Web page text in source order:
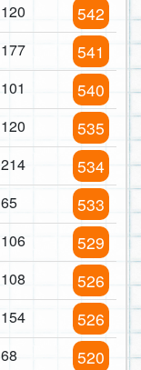
120 542
177 541
101 540
120 535
214 534
65 533
106 529
108 526
154 526
68 520